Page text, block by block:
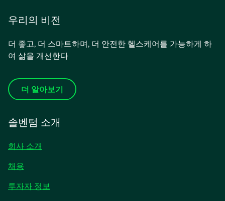
우리의 비전
더 좋고, 더 스마트하며, 더 안전한 헬스케어를 가능하게 하
여 삶을 개선한다
더 알아보기
솔벤텀 소개
회사 소개
채용
투자자 정보